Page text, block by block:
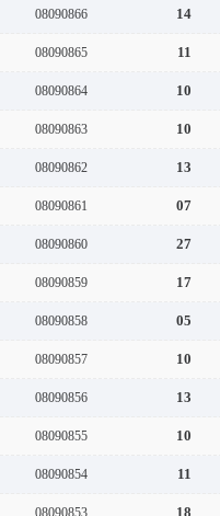
08090866 14
08090865 11
08090864 10
08090863 10
08090862 13
08090861 07
08090860 27
08090859 17
08090858 05
08090857 10
08090856 13
08090855 10
08090854 11
08090853 18